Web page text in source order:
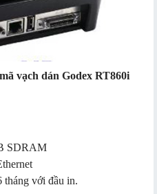
vạch dán Godex RT860i
SDRAM
tháng với đầu in.